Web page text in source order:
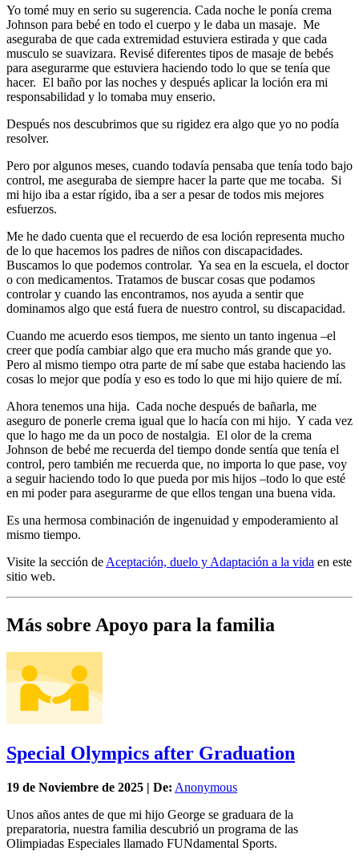
Yo tomé muy en serio su sugerencia. Cada noche le ponía crema
Johnson para bebé en todo el cuerpo y le daba un masaje. Me
aseguraba de que cada extremidad estuviera estirada y que cada
musculo se suavizara. Revisé diferentes tipos de masaje de bebés
para asegurarme que estuviera haciendo todo lo que se tenía que
hacer. El baño por las noches y después aplicar la loción era mi
responsabilidad y lo tomaba muy enserio.
Después nos descubrimos que su rigidez era algo que yo no podía
resolver.
Pero por algunos meses, cuando todavía pensaba que tenía todo bajo
control, me aseguraba de siempre hacer la parte que me tocaba. Si
mi hijo iba a estar rígido, iba a ser a pesar de todos mis mejores
esfuerzos.
Me he dado cuenta que el recuerdo de esa loción representa mucho
de lo que hacemos los padres de niños con discapacidades.
Buscamos lo que podemos controlar. Ya sea en la escuela, el doctor
o con medicamentos. Tratamos de buscar cosas que podamos
controlar y cuando las encontramos, nos ayuda a sentir que
dominamos algo que está fuera de nuestro control, su discapacidad.
Cuando me acuerdo esos tiempos, me siento un tanto ingenua –el
creer que podía cambiar algo que era mucho más grande que yo.
Pero al mismo tiempo otra parte de mí sabe que estaba haciendo las
cosas lo mejor que podía y eso es todo lo que mi hijo quiere de mí.
Ahora tenemos una hija. Cada noche después de bañarla, me
aseguro de ponerle crema igual que lo hacía con mi hijo. Y cada vez
que lo hago me da un poco de nostalgia. El olor de la crema
Johnson de bebé me recuerda del tiempo donde sentía que tenía el
control, pero también me recuerda que, no importa lo que pase, voy
a seguir haciendo todo lo que pueda por mis hijos –todo lo que esté
en mi poder para asegurarme de que ellos tengan una buena vida.
Es una hermosa combinación de ingenuidad y empoderamiento al
mismo tiempo.
Visite la sección de Aceptación, duelo y Adaptación a la vida en este
sitio web.
Más sobre Apoyo para la familia
Special Olympics after Graduation
19 de Noviembre de 2025 | De: Anonymous
Unos años antes de que mi hijo George se graduara de la
preparatoria, nuestra familia descubrió un programa de las
Olimpiadas Especiales llamado FUNdamental Sports.